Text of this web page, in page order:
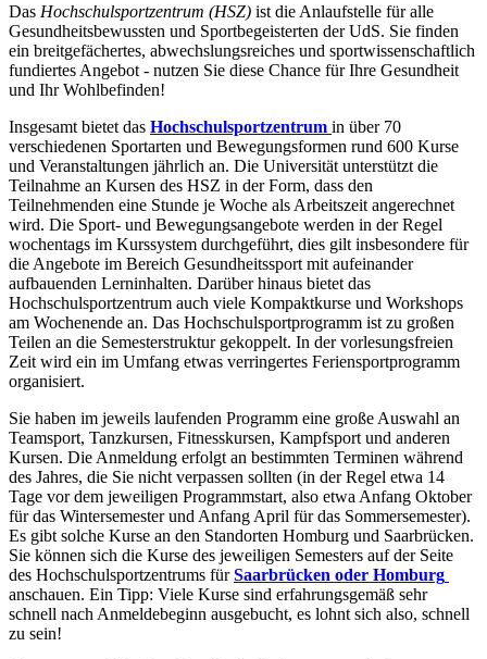
Das Hochschulsportzentrum (HSZ) ist die Anlaufstelle für alle
Gesundheitsbewussten und Sportbegeisterten der UdS. Sie finden
ein breitgefächertes, abwechslungsreiches und sportwissenschaftlich
fundiertes Angebot - nutzen Sie diese Chance für Ihre Gesundheit
und Ihr Wohlbefinden!
Insgesamt bietet das Hochschulsportzentrum in über 70
verschiedenen Sportarten und Bewegungsformen rund 600 Kurse
und Veranstaltungen jährlich an. Die Universität unterstützt die
Teilnahme an Kursen des HSZ in der Form, dass den
Teilnehmenden eine Stunde je Woche als Arbeitszeit angerechnet
wird. Die Sport- und Bewegungsangebote werden in der Regel
wochentags im Kurssystem durchgeführt, dies gilt insbesondere für
die Angebote im Bereich Gesundheitssport mit aufeinander
aufbauenden Lerninhalten. Darüber hinaus bietet das
Hochschulsportzentrum auch viele Kompaktkurse und Workshops
am Wochenende an. Das Hochschulsportprogramm ist zu großen
Teilen an die Semesterstruktur gekoppelt. In der vorlesungsfreien
Zeit wird ein im Umfang etwas verringertes Feriensportprogramm
organisiert.
Sie haben im jeweils laufenden Programm eine große Auswahl an
Teamsport, Tanzkursen, Fitnesskursen, Kampfsport und anderen
Kursen. Die Anmeldung erfolgt an bestimmten Terminen während
des Jahres, die Sie nicht verpassen sollten (in der Regel etwa 14
Tage vor dem jeweiligen Programmstart, also etwa Anfang Oktober
für das Wintersemester und Anfang April für das Sommersemester).
Es gibt solche Kurse an den Standorten Homburg und Saarbrücken.
Sie können sich die Kurse des jeweiligen Semesters auf der Seite
des Hochschulsportzentrums fürSaarbrücken oder Homburg
anschauen. Ein Tipp: Viele Kurse sind erfahrungsgemäß sehr
schnell nach Anmeldebeginn ausgebucht, es lohnt sich also, schnell
zu sein!